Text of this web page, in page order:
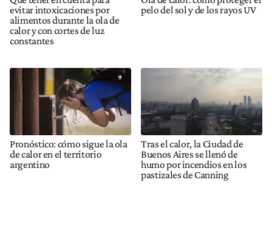
evitar intoxicaciones por
alimentos durante la ola de
calor y con cortes de luz
constantes
pelo del sol y de los rayos UV
Pronóstico: cómo sigue la ola
de calor en el territorio
argentino
Tras el calor, la Ciudad de
Buenos Aires se llenó de
humo por incendios en los
pastizales de Canning